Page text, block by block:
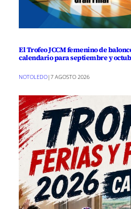
El Trofeo JCCM femenino de
calendario para septiembre y
NOTOLEDO|7 AGOSTO 2026